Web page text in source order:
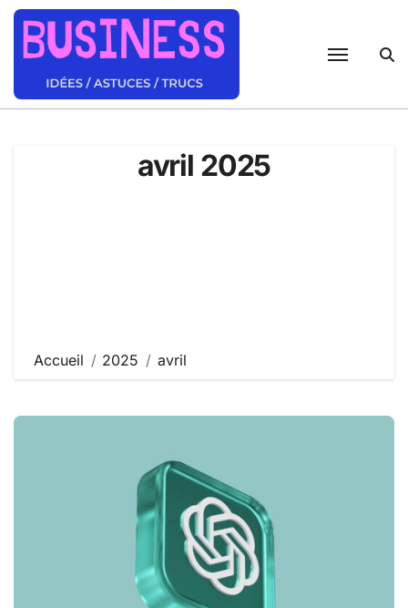
Passer
contenu
avril 2025
Accueil 2025 avril